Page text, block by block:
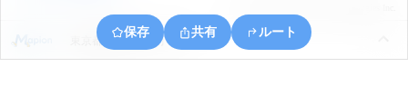
保存 共有 ルート
東京都港区三田２丁目７